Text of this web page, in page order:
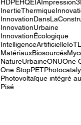
HDPEHQEIA
InertieThermique
InnovationUrbaine
InnovationÉcologique
IntelligenceArtificielleIoT
MatériauxBiosourcés
NatureUrbaineONUOne
One StopPET
Pisé